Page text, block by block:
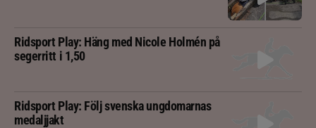
Ridsport Play: Häng med Nicole Holmén på
segerritt i 1,50
Ridsport Play: Följ svenska ungdomarnas
medaljjakt